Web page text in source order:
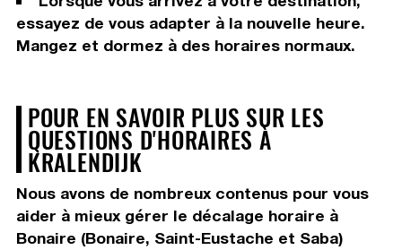
essayez de vous adapter à la nouvelle heure.
Mangez et dormez à des horaires normaux.
POUR EN SAVOIR PLUS SUR LES
QUESTIONS D'HORAIRES À
KRALENDIJK
Nous avons de nombreux contenus pour vous
aider à mieux gérer le décalage horaire à
Bonaire (Bonaire, Saint-Eustache et Saba)